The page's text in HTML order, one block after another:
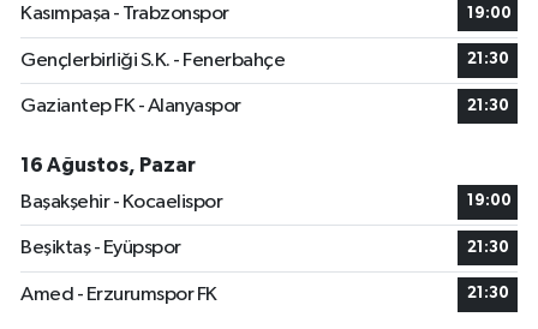
Kasımpaşa - Trabzonspor 19:00
Gençlerbirliği S.K. - Fenerbahçe 21:30
Gaziantep FK - Alanyaspor 21:30
16 Ağustos, Pazar
Başakşehir - Kocaelispor
19:00
Beşiktaş - Eyüpspor 21:30
Amed - Erzurumspor FK 21:30